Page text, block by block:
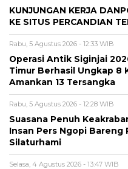
KUNJUNGAN KERJA
KE SITUS PERCANDIAN
Rabu, 5 Agustus 2026 - 12:33 WIB
Operasi Antik Siginjai
Timur Berhasil Ungkap 8
Amankan 13 Tersangka
Rabu, 5 Agustus 2026 - 12:28 WIB
Suasana Penuh
Insan Pers Ngopi Bareng
Silaturhami
Selasa, 4 Agustus 2026 - 13:47 WIB